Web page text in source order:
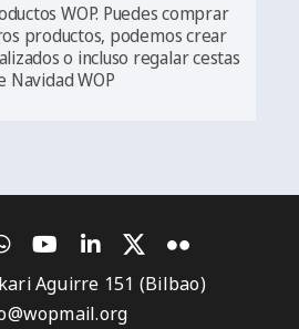
WOP. Puedes comprar
productos, podemos crear
o incluso regalar cestas
Navidad WOP
Aguirre 151 (Bilbao)